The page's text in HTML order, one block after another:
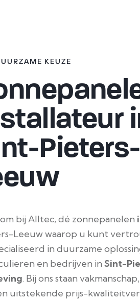
KEUZE
Pieters-
bij Alltec, dé zonnepanelen
Leeuw waarop u kunt
in duurzame
en bedrijven in Sint-
. Bij ons staan
uitstekende prijs-